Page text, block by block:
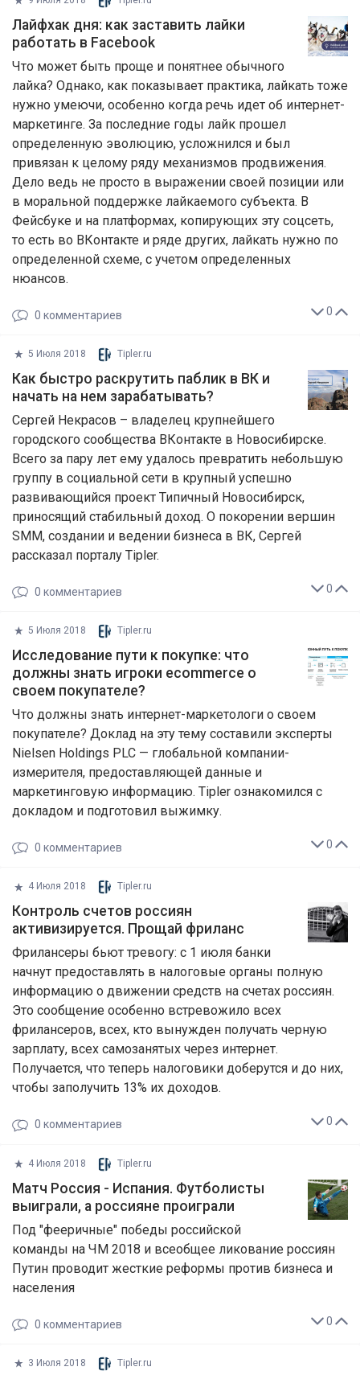
Лайфхак дня: как заставить лайки
работать в Facebook
Что может быть проще и понятнее обычного
лайка? Однако, как показывает практика, лайкать тоже
нужно умеючи, особенно когда речь идет об интернет-
маркетинге. За последние годы лайк прошел
определенную эволюцию, усложнился и был
привязан к целому ряду механизмов продвижения.
Дело ведь не просто в выражении своей позиции или
в моральной поддержке лайкаемого субъекта. В
Фейсбуке и на платформах, копирующих эту соцсеть,
то есть во ВКонтакте и ряде других, лайкать нужно по
определенной схеме, с учетом определенных
нюансов.
0
0 комментариев
5 Июля 2018 Tipler.ru
Как быстро раскрутить паблик в ВК и
начать на нем зарабатывать?
Сергей Некрасов – владелец крупнейшего
городского сообщества ВКонтакте в Новосибирске.
Всего за пару лет ему удалось превратить небольшую
группу в социальной сети в крупный успешно
развивающийся проект Типичный Новосибирск,
приносящий стабильный доход. О покорении вершин
SMM, создании и ведении бизнеса в ВК, Сергей
рассказал порталу Tipler.
0
0 комментариев
5 Июля 2018 Tipler.ru
Исследование пути к покупке: что
должны знать игроки ecommerce о
своем покупателе?
Что должны знать интернет-маркетологи о своем
покупателе? Доклад на эту тему составили эксперты
Nielsen Holdings PLC — глобальной компании-
измерителя, предоставляющей данные и
маркетинговую информацию. Tipler ознакомился с
докладом и подготовил выжимку.
0
0 комментариев
4 Июля 2018 Tipler.ru
Контроль счетов россиян
активизируется. Прощай фриланc
Фрилансеры бьют тревогу: с 1 июля банки
начнут предоставлять в налоговые органы полную
информацию о движении средств на счетах россиян.
Это сообщение особенно встревожило всех
фрилансеров, всех, кто вынужден получать черную
зарплату, всех самозанятых через интернет.
Получается, что теперь налоговики доберутся и до них,
чтобы заполучить 13% их доходов.
0
0 комментариев
4 Июля 2018 Tipler.ru
Матч Россия - Испания. Футболисты
выиграли, а россияне проиграли
Под "фееричные" победы российской
команды на ЧМ 2018 и всеобщее ликование россиян
Путин проводит жесткие реформы против бизнеса и
населения
0
0 комментариев
3 Июля 2018 Tipler.ru